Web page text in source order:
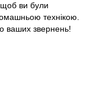
ви були
технікою.
ваших звернень!